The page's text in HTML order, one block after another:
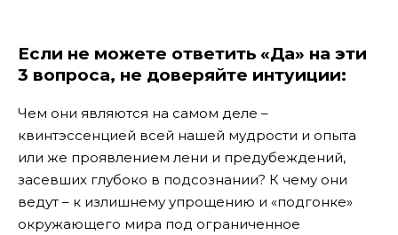
Если не можете ответить «Да» на эти
3 вопроса, не доверяйте интуиции:
Чем они являются на самом деле –
квинтэссенцией всей нашей мудрости и опыта
или же проявлением лени и предубеждений,
засевших глубоко в подсознании? К чему они
ведут – к излишнему упрощению и «подгонке»
окружающего мира под ограниченное